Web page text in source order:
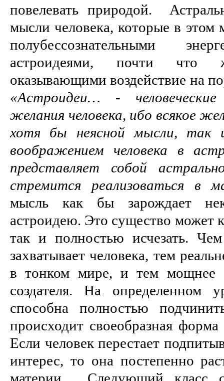
повелевать природой.
мысли человека, которые в этом
полубессознательными
астроидеями, почти что
оказывающими воздействие на
«Астроидеи… -
желания человека, ибо всякое
хотя бы неясной мысли, так
воображением человека в
представляет собой
стремится реализоваться в
мысль как бы зарождает
астроидею. Это существо может
так и полностью исчезать.
захватывает человека, тем
в тонком мире, и тем мощнее
создателя. На определенном
способна полностью
происходит своеобразная
Если человек перестает
интерес, то она постепенно
материи. Следующий класс